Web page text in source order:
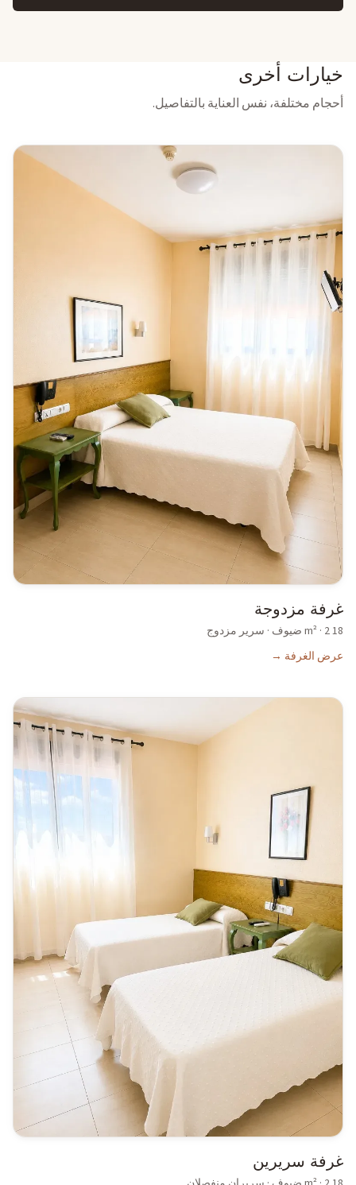
خيارات أخرى
أحجام مختلفة، نفس العناية بالتفاصيل.
غرفة مزدوجة
18
2 ضيوف · سرير مزدوج
عرض الغرفة →
غرفة سريرين